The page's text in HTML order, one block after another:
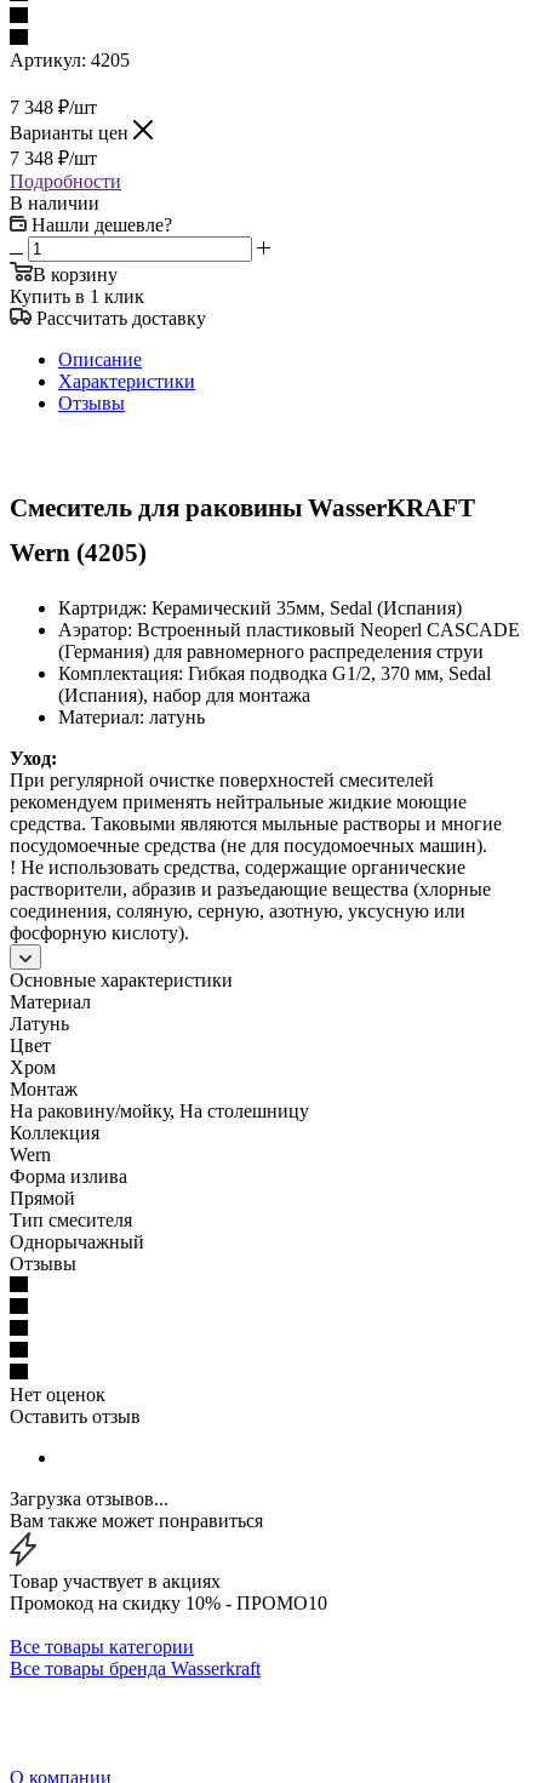
Артикул: 4205
7 348 ₽/шт
Варианты цен
7 348 ₽/шт
Подробности
В наличии
Нашли дешевле?
В корзину
Купить в 1 клик
Рассчитать доставку
Описание
Характеристики
Отзывы
Смеситель для раковины WasserKRAFT
Wern (4205)
Картридж: Керамический 35мм, Sedal (Испания)
Аэратор: Встроенный пластиковый Neoperl CASCADE
(Германия) для равномерного распределения струи
Комплектация: Гибкая подводка G1/2, 370 мм, Sedal
(Испания), набор для монтажа
Материал: латунь
Уход:
При регулярной очистке поверхностей смесителей
рекомендуем применять нейтральные жидкие моющие
средства. Таковыми являются мыльные растворы и многие
посудомоечные средства (не для посудомоечных машин).
! Не использовать средства, содержащие органические
растворители, абразив и разъедающие вещества (хлорные
соединения, соляную, серную, азотную, уксусную или
фосфорную кислоту).
Основные характеристики
Материал
Латунь
Цвет
Хром
Монтаж
На раковину/мойку, На столешницу
Коллекция
Wern
Форма излива
Прямой
Тип смесителя
Однорычажный
Отзывы
Нет оценок
Оставить отзыв
Загрузка отзывов...
Вам также может понравиться
Товар участвует в акциях
Промокод на скидку 10% - ПРОМО10
Все товары категории
Все товары бренда Wasserkraft
О компании